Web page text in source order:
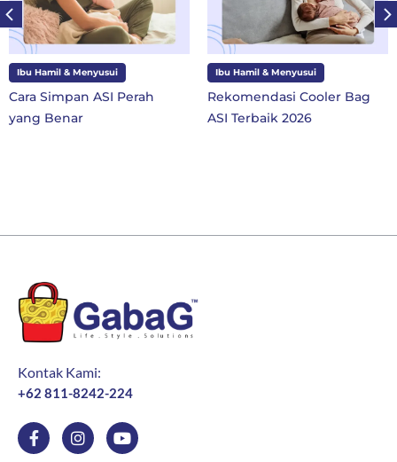
Perah
Ibu Hamil & Menyusui
Rekomendasi Cooler Bag
ASI Terbaik 2026
10
Kontak Kami:
+62 811-8242-224
F
a
I
n
Y
o